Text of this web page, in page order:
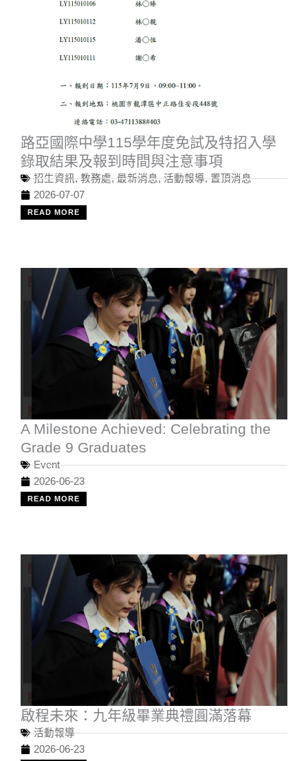
路亞國際中學115學年度免試及特招入學
錄取結果及報到時間與注意事項
招生資訊,教務處,最新消息,活動報導,置頂消息
2026-07-07
READ MORE
A Milestone Achieved: Celebrating the
Grade 9 Graduates
Event
2026-06-23
READ MORE
啟程未來：九年級畢業典禮圓滿落幕
活動報導
2026-06-23